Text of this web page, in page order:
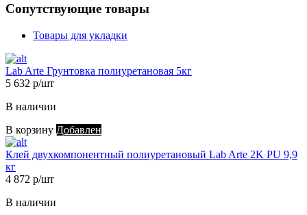
Сопутствующие товары
Товары для укладки
Lab Arte Грунтовка полиуретановая 5кг
5 632 р/шт
В наличии
В корзину Добавлен
Клей двухкомпонентный полиуретановый Lab Arte 2K PU 9,9
кг
4 872 р/шт
В наличии